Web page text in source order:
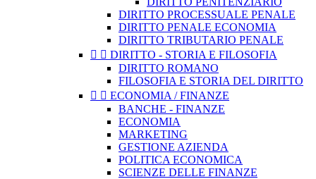
DIRITTO PROCESSUALE PENALE
DIRITTO PENALE ECONOMIA
DIRITTO TRIBUTARIO PENALE
  DIRITTO - STORIA E FILOSOFIA
DIRITTO ROMANO
FILOSOFIA E STORIA DEL DIRITTO
  ECONOMIA / FINANZE
BANCHE - FINANZE
ECONOMIA
MARKETING
GESTIONE AZIENDA
POLITICA ECONOMICA
SCIENZE DELLE FINANZE